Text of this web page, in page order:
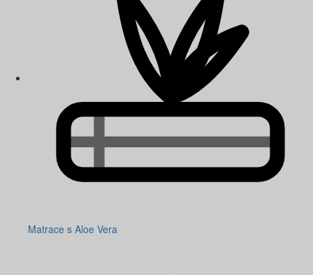
Matrace s Aloe Vera